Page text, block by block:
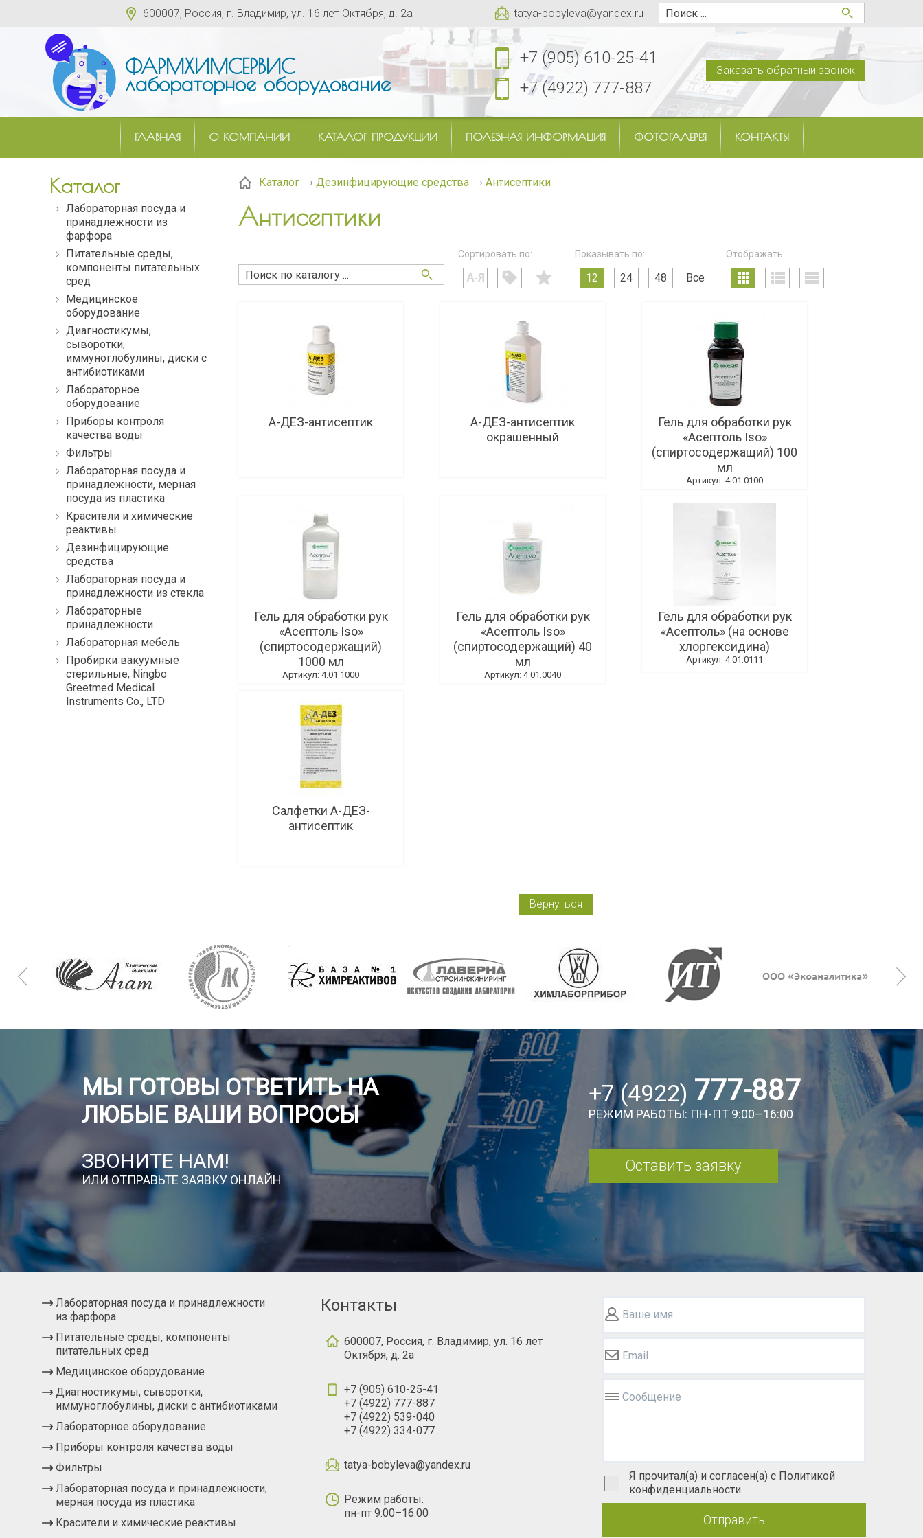
tatya-bobyleva@yandex.ru
600007, Россия, г. Владимир, ул. 16 лет Октября, д. 2а
ФАРМХИМСЕРВИС
лабораторное оборудование
+7 (905) 610-25-41
+7 (4922) 777-887
Заказать обратный звонок
ГЛАВНАЯ О КОМПАНИИ КАТАЛОГ ПРОДУКЦИИ ПОЛЕЗНАЯ ИНФОРМАЦИЯ ФОТОГАЛЕРЕЯ КОНТАКТЫ
Каталог
Лабораторная посуда и
принадлежности из
фарфора
Питательные среды,
компоненты питательных
сред
Медицинское
оборудование
Диагностикумы,
сыворотки,
иммуноглобулины, диски с
антибиотиками
Лабораторное
оборудование
Приборы контроля
качества воды
Фильтры
Лабораторная посуда и
принадлежности, мерная
посуда из пластика
Красители и химические
реактивы
Дезинфицирующие
средства
Лабораторная посуда и
принадлежности из стекла
Лабораторные
принадлежности
Лабораторная мебель
Пробирки вакуумные
стерильные, Ningbo
Greetmed Medical
Instruments Co., LTD
Каталог Дезинфицирующие средства Антисептики
Антисептики
Сортировать по: Показывать по:
12 24 48 Все
Отображать:
А-ДЕЗ-антисептик
А-ДЕЗ-антисептик
окрашенный
Гель для обработки рук
«Асептоль Iso»
(спиртосодержащий) 100
мл
Артикул: 4.01.0100
Гель для обработки рук
«Асептоль Iso»
(спиртосодержащий)
1000 мл
Артикул: 4.01.1000
Гель для обработки рук
«Асептоль Iso»
(спиртосодержащий) 40
мл
Артикул: 4.01.0040
Гель для обработки рук
«Асептоль» (на основе
хлоргексидина)
Артикул: 4.01.0111
Салфетки А-ДЕЗ-
антисептик
Вернуться
МЫ ГОТОВЫ ОТВЕТИТЬ НА
ЛЮБЫЕ ВАШИ ВОПРОСЫ
ЗВОНИТЕ НАМ!
ИЛИ ОТПРАВЬТЕ ЗАЯВКУ ОНЛАЙН
+7 (4922) 777-887
РЕЖИМ РАБОТЫ: ПН-ПТ 9:00–16:00
Оставить заявку
Лабораторная посуда и принадлежности
из фарфора
Питательные среды, компоненты
питательных сред
Медицинское оборудование
Диагностикумы, сыворотки,
иммуноглобулины, диски с антибиотиками
Лабораторное оборудование
Приборы контроля качества воды
Фильтры
Лабораторная посуда и принадлежности,
мерная посуда из пластика
Красители и химические реактивы
Контакты
600007, Россия, г. Владимир, ул. 16 лет
Октября, д. 2а
+7 (905) 610-25-41
+7 (4922) 777-887
+7 (4922) 539-040
+7 (4922) 334-077
tatya-bobyleva@yandex.ru
Режим работы:
пн-пт 9:00–16:00
Ваше имя
Email
Сообщение
Я прочитал(а) и согласен(а) с Политикой
конфиденциальности.
Отправить